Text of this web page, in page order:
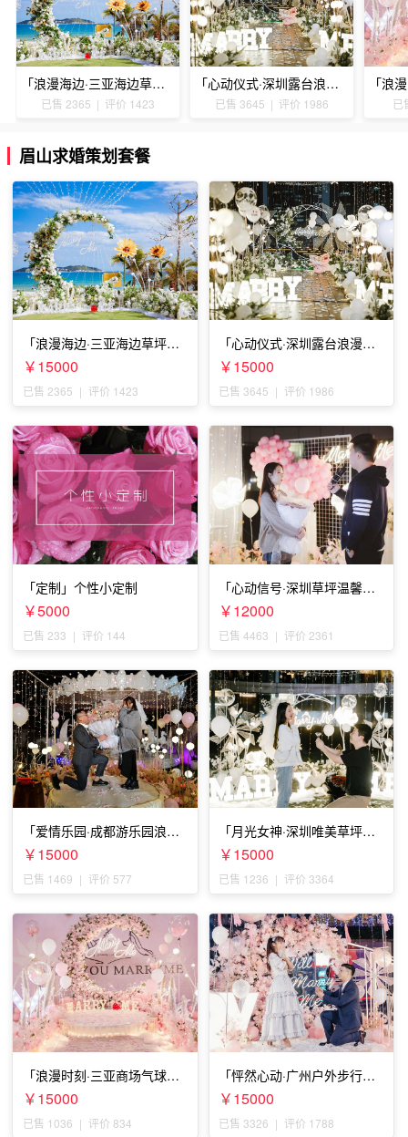
「浪漫海边·三亚海边草坪浪漫求婚」
已售 2365 | 评价 1423
「心动仪式·深圳露台浪漫求婚」
已售 3645 | 评价 1986 已
眉山求婚策划套餐
「浪漫海边·三亚海边草坪浪
漫求婚」
￥15000
已售 2365 | 评价 1423
「心动仪式·深圳露台浪漫求
婚」
￥15000
已售 3645 | 评价 1986
「定制」个性小定制
￥5000
已售 233 | 评价 144
「心动信号·深圳草坪温馨求
婚」
￥12000
已售 4463 | 评价 2361
「爱情乐园·成都游乐园浪漫
求婚」
￥15000
已售 1469 | 评价 577
「月光女神·深圳唯美草坪浪
漫求婚」
￥15000
已售 1236 | 评价 3364
「浪漫时刻·三亚商场气球雨
惊喜求婚」
￥15000
已售 1036 | 评价 834
「怦然心动·广州户外步行街
求婚」
￥15000
已售 3326 | 评价 1788